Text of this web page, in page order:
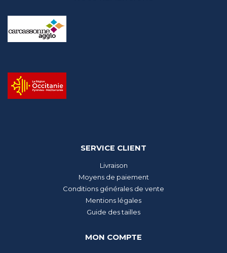
SERVICE CLIENT
Livraison
Moyens de paiement
Conditions générales de vente
Mentions légales
Guide des tailles
MON COMPTE